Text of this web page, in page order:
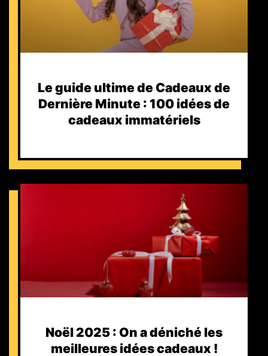
Le guide ultime de Cadeaux de
Dernière Minute : 100 idées de
cadeaux immatériels
Noël 2025 : On a déniché les
meilleures idées cadeaux !